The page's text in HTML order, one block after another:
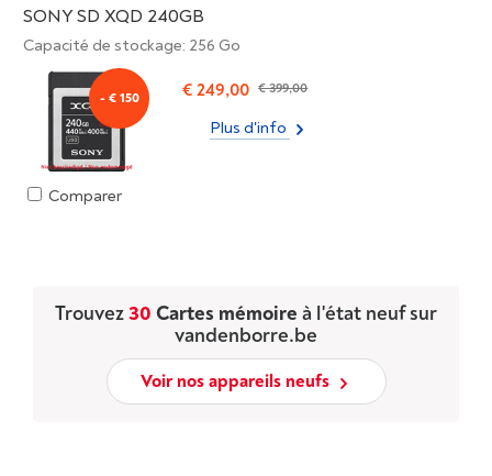
SONY SD XQD 240GB
Capacité de stockage: 256 Go
- € 150 € 249,00 € 399,00
Plus d'info
Comparer
Trouvez30 Cartes mémoire à l'état neuf sur
vandenborre.be
Voir nos appareils neufs